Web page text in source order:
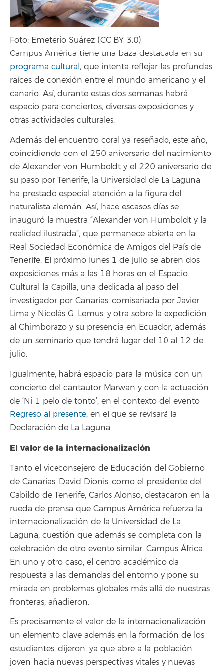
Foto: Emeterio Suárez (CC BY 3.0)
Campus América tiene una baza destacada en su
programa cultural , que intenta reflejar las profundas
raíces de conexión entre el mundo americano y el
canario. Así, durante estas dos semanas habrá
espacio para conciertos, diversas exposiciones y
otras actividades culturales.
Además del encuentro coral ya reseñado, este año,
coincidiendo con el 250 aniversario del nacimiento
de Alexander von Humboldt y el 220 aniversario de
su paso por Tenerife, la Universidad de La Laguna
ha prestado especial atención a la figura del
naturalista alemán. Así, hace escasos días se
inauguró la muestra “Alexander von Humboldt y la
realidad ilustrada”, que permanece abierta en la
Real Sociedad Económica de Amigos del País de
Tenerife. El próximo lunes 1 de julio se abren dos
exposiciones más a las 18 horas en el Espacio
Cultural la Capilla, una dedicada al paso del
investigador por Canarias, comisariada por Javier
Lima y Nicolás G. Lemus, y otra sobre la expedición
al Chimborazo y su presencia en Ecuador, además
de un seminario que tendrá lugar del 10 al 12 de
julio.
Igualmente, habrá espacio para la música con un
concierto del cantautor Marwan y con la actuación
de ‘Ni 1 pelo de tonto’, en el contexto del evento
Regreso al presente, en el que se revisará la
Declaración de La Laguna.
El valor de la internacionalización
Tanto el viceconsejero de Educación del Gobierno
de Canarias, David Dionis, como el presidente del
Cabildo de Tenerife, Carlos Alonso, destacaron en la
rueda de prensa que Campus América refuerza la
internacionalización de la Universidad de La
Laguna, cuestión que además se completa con la
celebración de otro evento similar, Campus África.
En uno y otro caso, el centro académico da
respuesta a las demandas del entorno y pone su
mirada en problemas globales más allá de nuestras
fronteras, añadieron.
Es precisamente el valor de la internacionalización
un elemento clave además en la formación de los
estudiantes, dijeron, ya que abre a la población
joven hacia nuevas perspectivas vitales y nuevas